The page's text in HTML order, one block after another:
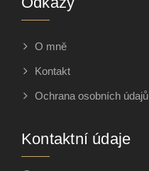
O mně
Kontakt
Ochrana osobních údajů
Kontaktní údaje